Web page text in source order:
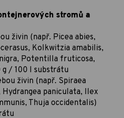
stromů a
živin (např. Picea abies,
Kolkwitzia amabilis,
Potentilla fruticosa,
g / 100 l substrátu
živin (např. Spiraea
paniculata, Ilex
Thuja occidentalis)